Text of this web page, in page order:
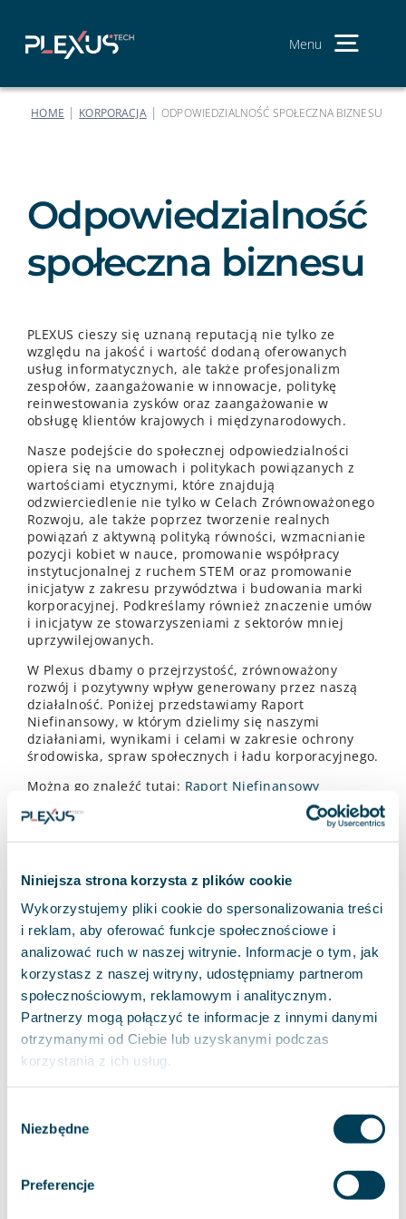
Niniejsza strona korzysta z plików cookie
Wykorzystujemy pliki cookie do spersonalizowania treści
i reklam, aby oferować funkcje społecznościowe i
analizować ruch w naszej witrynie. Informacje o tym, jak
korzystasz z naszej witryny, udostępniamy partnerom
społecznościowym, reklamowym i analitycznym.
Partnerzy mogą połączyć te informacje z innymi danymi
otrzymanymi od Ciebie lub uzyskanymi podczas
korzystania z ich usług.
zgody
Niezbędne
Preferencje
content
Menu
Kontakt
HOME | KORPORACJA|ODPOWIEDZIALNOŚĆ SPOŁECZNA BIZNESU
Odpowiedzialność
społeczna biznesu
PLEXUS cieszy się uznaną reputacją nie tylko ze
względu na jakość i wartość dodaną oferowanych
usług informatycznych, ale także profesjonalizm
zespołów, zaangażowanie w innowacje, politykę
reinwestowania zysków oraz zaangażowanie w
obsługę klientów krajowych i międzynarodowych.
Nasze podejście do społecznej odpowiedzialności
opiera się na umowach i politykach powiązanych z
wartościami etycznymi, które znajdują
odzwierciedlenie nie tylko w Celach Zrównoważonego
Rozwoju, ale także poprzez tworzenie realnych
powiązań z aktywną polityką równości, wzmacnianie
pozycji kobiet w nauce, promowanie współpracy
instytucjonalnej z ruchem STEM oraz promowanie
inicjatyw z zakresu przywództwa i budowania marki
korporacyjnej. Podkreślamy również znaczenie umów
i inicjatyw ze stowarzyszeniami z sektorów mniej
uprzywilejowanych.
W Plexus dbamy o przejrzystość, zrównoważony
rozwój i pozytywny wpływ generowany przez naszą
działalność. Poniżej przedstawiamy Raport
Niefinansowy, w którym dzielimy się naszymi
działaniami, wynikami i celami w zakresie ochrony
środowiska, spraw społecznych i ładu korporacyjnego.
Można go znaleźć tutaj: Raport Niefinansowy